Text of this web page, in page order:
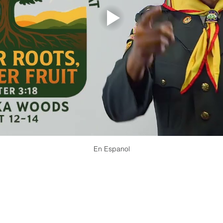
En Espanol